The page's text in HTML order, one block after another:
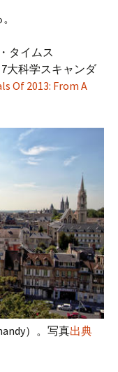
タイムス
大科学スキャンダ
Of 2013: From A
）。写真出典